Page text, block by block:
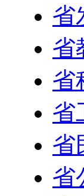
省
省
省
省
省
省